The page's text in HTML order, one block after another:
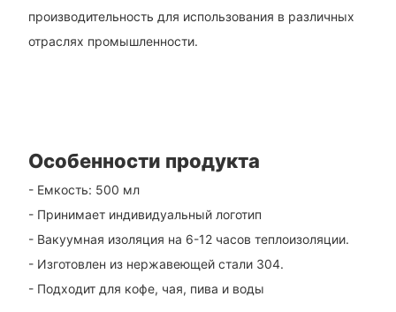
производительность для использования в различных
отраслях промышленности.
Особенности продукта
- Емкость: 500 мл
- Принимает индивидуальный логотип
- Вакуумная изоляция на 6-12 часов теплоизоляции.
- Изготовлен из нержавеющей стали 304.
- Подходит для кофе, чая, пива и воды